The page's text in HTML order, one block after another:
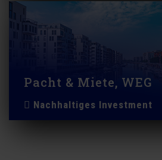
Pacht & Miete, WEG
Nachhaltiges Investment